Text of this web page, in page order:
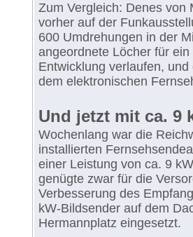
Zum Vergleich: Denes von
vorher auf der
600 Umdrehungen in der
angeordnete Löcher für
Entwicklung verlaufen,
dem elektronischen
Und jetzt mit ca. 9
Wochenlang war die
installierten
einer Leistung von ca. 9
genügte zwar für die
Verbesserung des
kW-Bildsender auf dem
Hermannplatz eingesetzt.